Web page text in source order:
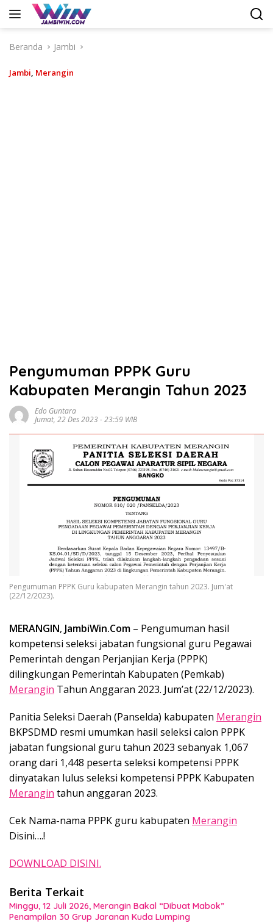
Langsung
Beranda
Jambi
Jambi, Merangin
Pengumuman PPPK Guru
Kabupaten Merangin Tahun 2023
Edo Guntara
Jumat, 22 Des 2023 - 23:59 WIB
Pengumuman PPPK Guru kabupaten Merangin tahun 2023. Jum'at
(22/12/2023).
MERANGIN, JambiWin.Com – Pengumuman hasil
kompetensi seleksi jabatan fungsional guru Pegawai
Pemerintah dengan Perjanjian Kerja (PPPK)
dilingkungan Pemerintah Kabupaten (Pemkab)
Merangin Tahun Anggaran 2023. Jum’at (22/12/2023).
Panitia Seleksi Daerah (Panselda) kabupaten Merangin
BKPSDMD resmi umumkan hasil seleksi calon PPPK
jabatan fungsional guru tahun 2023 sebanyak 1,067
orang dari 1,448 peserta seleksi kompetensi PPPK
dinyatakan lulus seleksi kompetensi PPPK Kabupaten
Merangin tahun anggaran 2023.
Cek Nama-nama PPPK guru kabupaten Merangin
Disini….!
DOWNLOAD DISINI.
Berita Terkait
Minggu, 12 Juli 2026, Merangin Bakal “Dibuat Mabok”
Penampilan 30 Grup Jaranan Kuda Lumping